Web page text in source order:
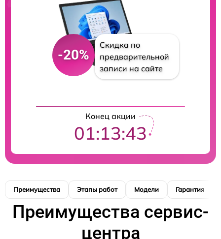
-20%
Скидка по
предварительной
записи на сайте
Конец акции
01:13:42
Преимущества Этапы работ Модели Гарантия
Преимущества сервис-
центра